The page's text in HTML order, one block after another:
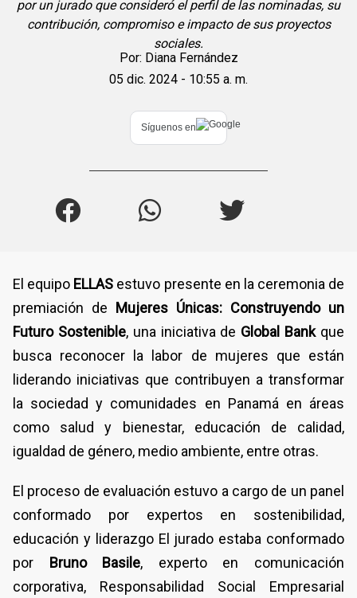
por un jurado que consideró el perfil de las nominadas, su
contribución, compromiso e impacto de sus proyectos
sociales.
Por: Diana Fernández
05 dic. 2024 - 10:55 a. m.
Síguenos en
El equipo ELLAS estuvo presente en la ceremonia de
premiación de
Mujeres Únicas: Construyendo un
Futuro Sostenible, una iniciativa de Global Bank que
busca reconocer la labor de mujeres que están
liderando iniciativas que contribuyen a transformar
la sociedad y comunidades en Panamá en áreas
como salud y bienestar, educación de calidad,
igualdad de género, medio ambiente, entre otras.
El proceso de evaluación estuvo a cargo de un panel
conformado por expertos en sostenibilidad,
educación y liderazgo El jurado estaba conformado
por Bruno Basile, experto en comunicación
corporativa, Responsabilidad Social Empresarial